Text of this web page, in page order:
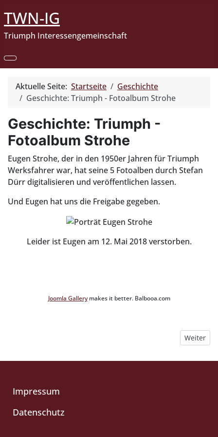
TWN-IG
Triumph Interessengemeinschaft
Aktuelle Seite: Startseite
Geschichte
Geschichte: Triumph - Fotoalbum Strohe
Geschichte: Triumph -
Fotoalbum Strohe
Eugen Strohe, der in den 1950er Jahren für Triumph
Werksfahrer war, hat seine 5 Fotoalben durch Stefan
Dürr digitalisieren und veröffentlichen lassen.
Und Eugen hat uns die Freigabe gegeben.
Leider ist Eugen am 12. Mai 2018 verstorben.
Joomla Gallerymakes it better. Balbooa.com
Nächster
Weiter
Impressum
Datenschutz